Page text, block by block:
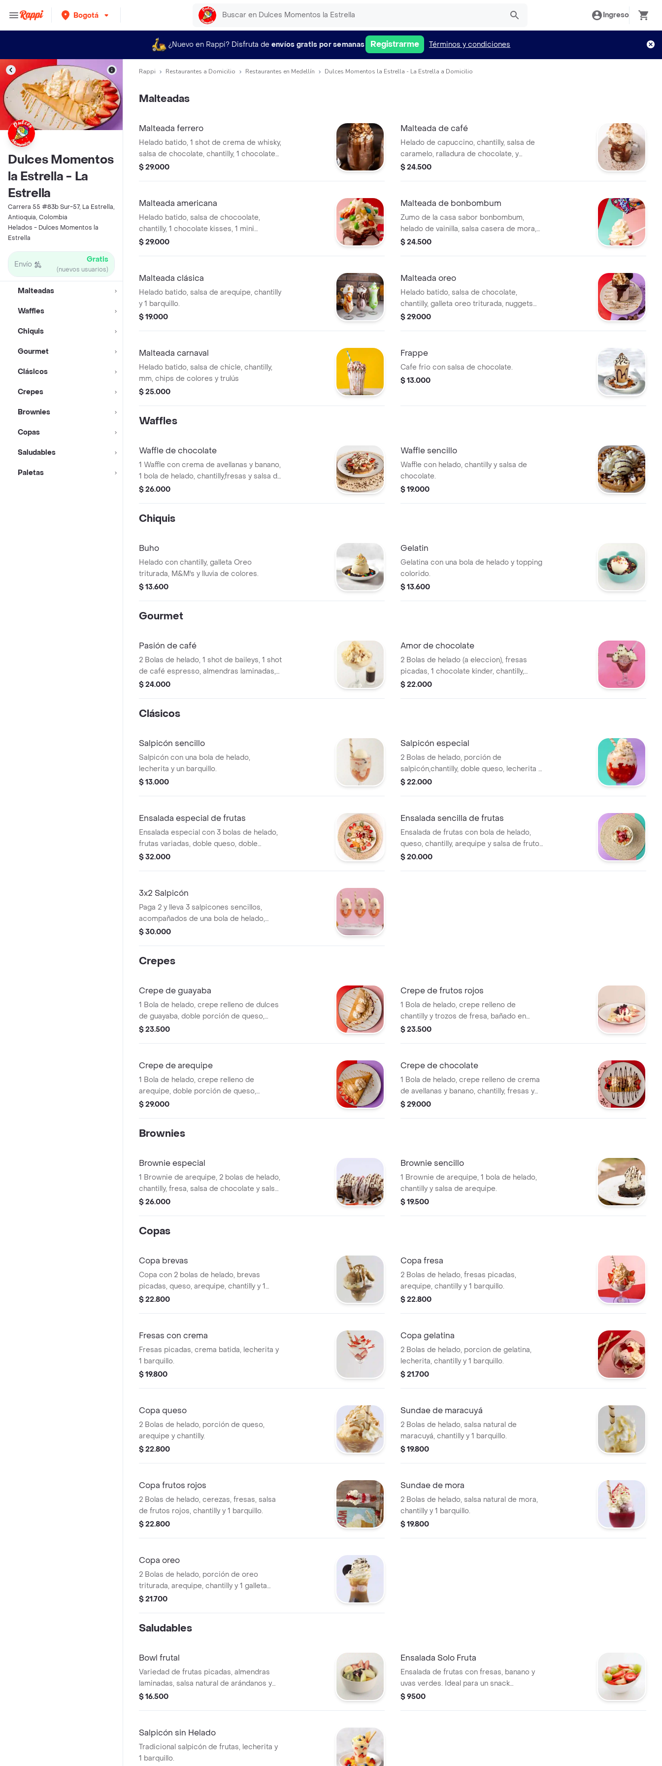
Bogotá Ingreso
¿Nuevo en Rappi? Disfruta de envíos gratis por semanas Registrarme Términos y condiciones
Dulces Momentos
la Estrella - La
Estrella
Carrera 55 #83b Sur-57, La Estrella,
Antioquia, Colombia
Helados - Dulces Momentos la
Estrella
Envío Gratis
(nuevos usuarios)
Malteadas
Waffles
Chiquis
Gourmet
Clásicos
Crepes
Brownies
Copas
Saludables
Paletas
Rappi Restaurantes a Domicilio Restaurantes en Medellín Dulces Momentos la Estrella - La Estrella a Domicilio
Malteadas
Malteada ferrero
Helado batido, 1 shot de crema de whisky,
salsa de chocolate, chantilly, 1 chocolate
ferrero y oreo triturado.
$ 29.000
Malteada de café
Helado de capuccino, chantilly, salsa de
caramelo, ralladura de chocolate, y
barquillo.
$ 24.500
Malteada americana
Helado batido, salsa de chocoolate,
chantilly, 1 chocolate kisses, 1 mini
chocolatina hersheys, y mym.
$ 29.000
Malteada de bonbombum
Zumo de la casa sabor bonbombum,
helado de vainilla, salsa casera de mora,
chantilly, quipitos, y 1 bombombum.
$ 24.500
Malteada clásica
Helado batido, salsa de arequipe, chantilly
y 1 barquillo.
$ 19.000
Malteada oreo
Helado batido, salsa de chocolate,
chantilly, galleta oreo triturada, nuggets
de milo y 1 galleta oreo.
$ 29.000
Malteada carnaval
Helado batido, salsa de chicle, chantilly,
mm, chips de colores y trulús
$ 25.000
Frappe
Cafe frio con salsa de chocolate.
$ 13.000
Waffles
Waffle de chocolate
1 Waffle con crema de avellanas y banano,
1 bola de helado, chantilly,fresas y salsa de
chocolate.
$ 26.000
Waffle sencillo
Waffle con helado, chantilly y salsa de
chocolate.
$ 19.000
Chiquis
Buho
Helado con chantilly, galleta Oreo
triturada, M&M's y lluvia de colores.
$ 13.600
Gelatin
Gelatina con una bola de helado y topping
colorido.
$ 13.600
Gourmet
Pasión de café
2 Bolas de helado, 1 shot de baileys, 1 shot
de café espresso, almendras laminadas,
chantilly, salsa de caramelo.
$ 24.000
Amor de chocolate
2 Bolas de helado (a eleccion), fresas
picadas, 1 chocolate kinder, chantilly,
chips de chocolate y jeringa con
$ 22.000
Clásicos
Salpicón sencillo
Salpicón con una bola de helado,
lecherita y un barquillo.
$ 13.000
Salpicón especial
2 Bolas de helado, porción de
salpicón,chantilly, doble queso, lecherita y
1 barquillo.
$ 22.000
Ensalada especial de frutas
Ensalada especial con 3 bolas de helado,
frutas variadas, doble queso, doble
chantilly, arequipe, salsa de frutos rojos y
$ 32.000
Ensalada sencilla de frutas
Ensalada de frutas con bola de helado,
queso, chantilly, arequipe y salsa de frutos
rojos.
$ 20.000
3x2 Salpicón
Paga 2 y lleva 3 salpicones sencillos,
acompañados de una bola de helado,
lecherita y barquillos.
$ 30.000
Crepes
Crepe de guayaba
1 Bola de helado, crepe relleno de dulces
de guayaba, doble porción de queso,
chantilly y arequipe.
$ 23.500
Crepe de frutos rojos
1 Bola de helado, crepe relleno de
chantilly y trozos de fresa, bañado en
salsa natural de arándanos.
$ 23.500
Crepe de arequipe
1 Bola de helado, crepe relleno de
arequipe, doble porción de queso,
chantilly, fresas y arequipe.
$ 29.000
Crepe de chocolate
1 Bola de helado, crepe relleno de crema
de avellanas y banano, chantilly, fresas y
salsa de chocolate.
$ 29.000
Brownies
Brownie especial
1 Brownie de arequipe, 2 bolas de helado,
chantilly, fresa, salsa de chocolate y salsa
de arequipe.
$ 26.000
Brownie sencillo
1 Brownie de arequipe, 1 bola de helado,
chantilly y salsa de arequipe.
$ 19.500
Copas
Copa brevas
Copa con 2 bolas de helado, brevas
picadas, queso, arequipe, chantilly y 1
barquillo.
$ 22.800
Copa fresa
2 Bolas de helado, fresas picadas,
arequipe, chantilly y 1 barquillo.
$ 22.800
Fresas con crema
Fresas picadas, crema batida, lecherita y
1 barquillo.
$ 19.800
Copa gelatina
2 Bolas de helado, porcion de gelatina,
lecherita, chantilly y 1 barquillo.
$ 21.700
Copa queso
2 Bolas de helado, porción de queso,
arequipe y chantilly.
$ 22.800
Sundae de maracuyá
2 Bolas de helado, salsa natural de
maracuyá, chantilly y 1 barquillo.
$ 19.800
Copa frutos rojos
2 Bolas de helado, cerezas, fresas, salsa
de frutos rojos, chantilly y 1 barquillo.
$ 22.800
Sundae de mora
2 Bolas de helado, salsa natural de mora,
chantilly y 1 barquillo.
$ 19.800
Copa oreo
2 Bolas de helado, porción de oreo
triturada, arequipe, chantilly y 1 galleta
oreo.
$ 21.700
Saludables
Bowl frutal
Variedad de frutas picadas, almendras
laminadas, salsa natural de arándanos y
yogurt griego (40gr)
$ 16.500
Ensalada Solo Fruta
Ensalada de frutas con fresas, banano y
uvas verdes. Ideal para un snack
saludable.
$ 9500
Salpicón sin Helado
Tradicional salpicón de frutas, lecherita y
1 barquillo.